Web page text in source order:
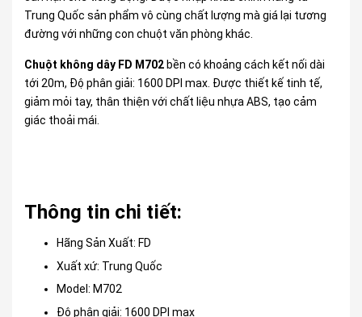
Trung Quốc sản phẩm vô cùng chất lượng mà giá lại tương
đường với những con chuột văn phòng khác.
Chuột không dây FD M702 bền có khoảng cách kết nối dài
tới 20m, Độ phân giải: 1600 DPI max. Được thiết kế tinh tế,
giảm mỏi tay, thân thiện với chất liệu nhựa ABS, tạo cảm
giác thoải mái.
Thông tin chi tiết:
Hãng Sản Xuất: FD
Xuất xứ: Trung Quốc
Model: M702
Độ phân giải: 1600 DPI max